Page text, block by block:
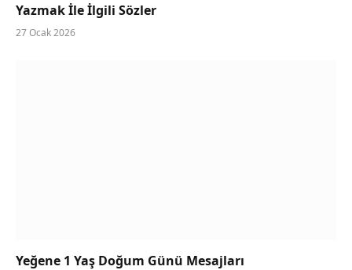
Yazmak İle İlgili Sözler
27 Ocak 2026
Yeğene 1 Yaş Doğum Günü Mesajları